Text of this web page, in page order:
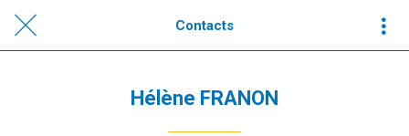
Contacts
Hélène FRANON